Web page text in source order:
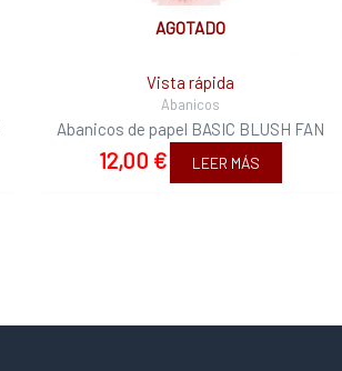
AGOTADO
Vista rápida
Abanicos
Abanicos de papel BASIC BLUSH FAN
12,00 € LEER MÁS